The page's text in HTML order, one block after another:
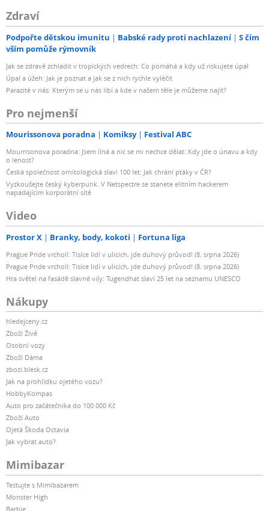
Zdraví
Podpořte dětskou imunitu Babské rady proti nachlazení
S čím
vším pomůže rýmovník
Jak se zdravě zchladit v tropických vedrech: Co pomáhá a kdy už riskujete úpal
Úpal a úžeh: Jak je poznat a jak se z nich rychle vyléčit
Parazité v nás: Kterým se u nás líbí a kde v našem těle je můžeme najít?
Pro nejmenší
Mourissonova poradna Komiksy Festival ABC
Mourrisonova poradna: Jsem líná a nic se mi nechce dělat: Kdy jde o únavu a kdy
o lenost?
Česká společnost ornitologická slaví 100 let: Jak chrání ptáky v ČR?
Vyzkoušejte český kyberpunk. V Netspectre se stanete elitním hackerem
napadajícím korporátní sítě
Video
Prostor X Branky, body, kokoti Fortuna liga
Prague Pride vrcholí: Tisíce lidí v ulicích, jde duhový průvod! (8. srpna 2026)
Prague Pride vrcholí: Tisíce lidí v ulicích, jde duhový průvod! (8. srpna 2026)
Hra světel na fasádě slavné vily: Tugendhat slaví 25 let na seznamu UNESCO
Nákupy
hledejceny.cz
Zboží Živě
Osobní vozy
Zboží Dáma
zbozi.blesk.cz
Jak na prohlídku ojetého vozu?
HobbyKompas
Auto pro začátečníka do 100 000 Kč
Zboží Auto
Ojetá Škoda Octavia
Jak vybrat auto?
Mimibazar
Testujte s Mimibazarem
Monster High
Barbie